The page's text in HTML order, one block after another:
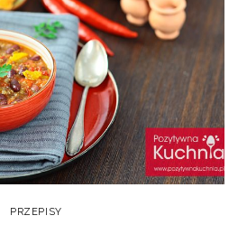
PRZEPISY